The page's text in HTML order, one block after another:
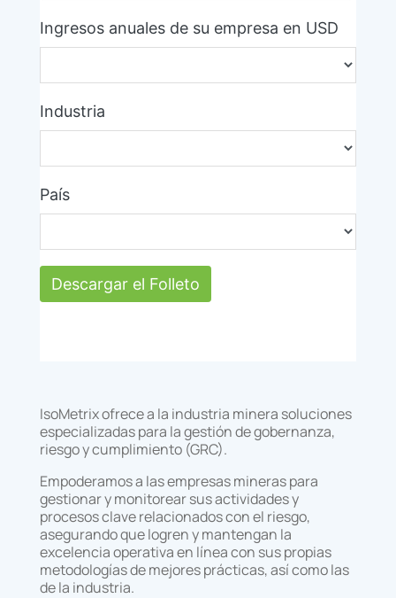
IsoMetrix ofrece a la industria minera soluciones
especializadas para la gestión de gobernanza,
riesgo y cumplimiento (GRC).
Empoderamos a las empresas mineras para
gestionar y monitorear sus actividades y
procesos clave relacionados con el riesgo,
asegurando que logren y mantengan la
excelencia operativa en línea con sus propias
metodologías de mejores prácticas, así como las
de la industria.